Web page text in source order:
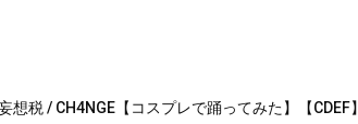
想税 / CH4NGE【コスプレで踊ってみた】【CDEF】